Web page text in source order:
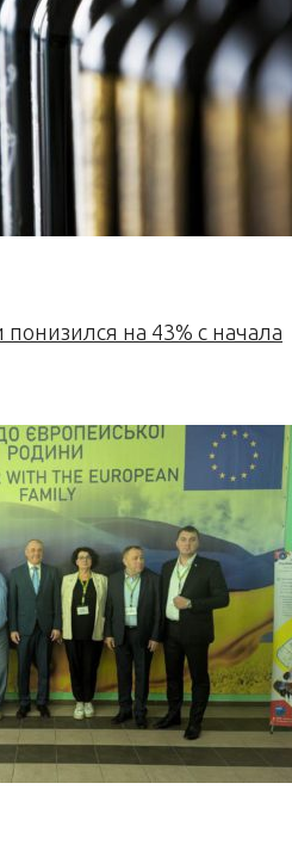
понизился на 43% с начала